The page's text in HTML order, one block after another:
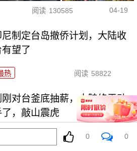
阅读 130585 04-19
尼制定台岛撤侨计划，​大陆收
有望了
热 阅读 58822
刚对台釜底抽薪，大陆终于动
了，敲山震虎
阅读 79856
0 0